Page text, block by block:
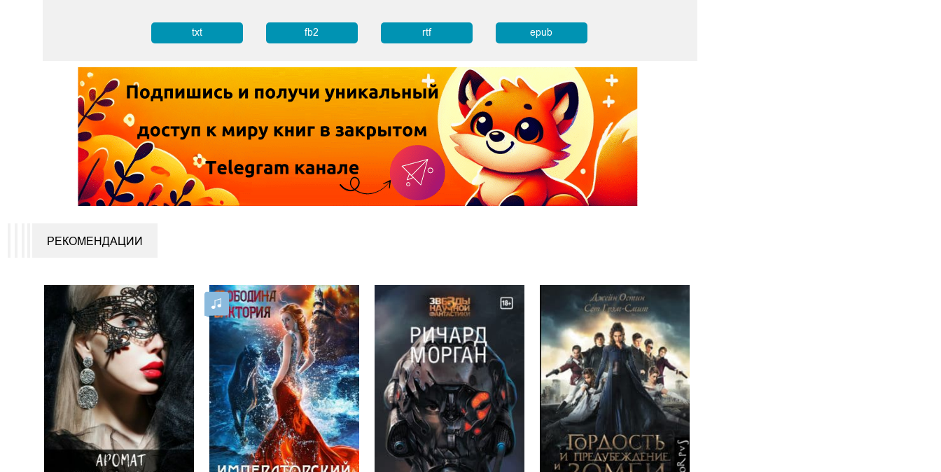
txt fb2 rtf epub
РЕКОМЕНДАЦИИ